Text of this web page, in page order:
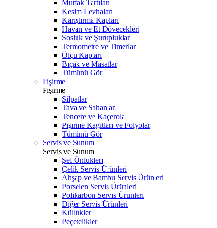
Mutfak Tartıları
Kesim Levhaları
Karıştırma Kapları
Havan ve Et Dövecekleri
Sosluk ve Şurupluklar
Termometre ve Timerlar
Ölçü Kapları
Bıçak ve Masatlar
Tümünü Gör
Pişirme
Pişirme
Silpatlar
Tava ve Sahanlar
Tencere ve Kaçerola
Pişirme Kağıtları ve Folyolar
Tümünü Gör
Servis ve Sunum
Servis ve Sunum
Şef Önlükleri
Çelik Servis Ürünleri
Ahşap ve Bambu Servis Ürünleri
Porselen Servis Ürünleri
Polikarbon Servis Ürünleri
Diğer Servis Ürünleri
Küllükler
Peçetelikler